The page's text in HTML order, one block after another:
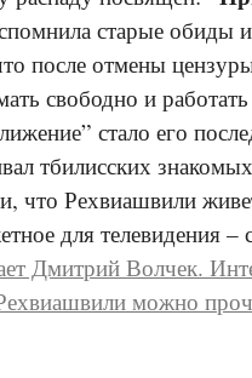
старые обиды
после отмены
свободно и
стало его
тбилисских
что Рехвиашвили
для телевидения –
Дмитрий Волчек.
можно